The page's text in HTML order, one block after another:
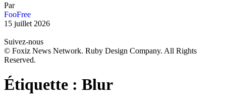
Par
FooFree
15 juillet 2026
Suivez-nous
© Foxiz News Network. Ruby Design Company. All Rights
Reserved.
Étiquette : Blur